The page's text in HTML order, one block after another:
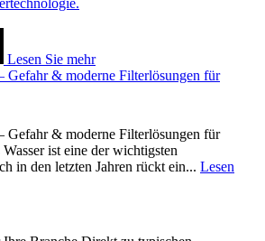
Lesen Sie mehr
Gefahr & moderne Filterlösungen für
Gefahr & moderne Filterlösungen für
Wasser ist eine der wichtigsten
in den letzten Jahren rückt ein... Lesen